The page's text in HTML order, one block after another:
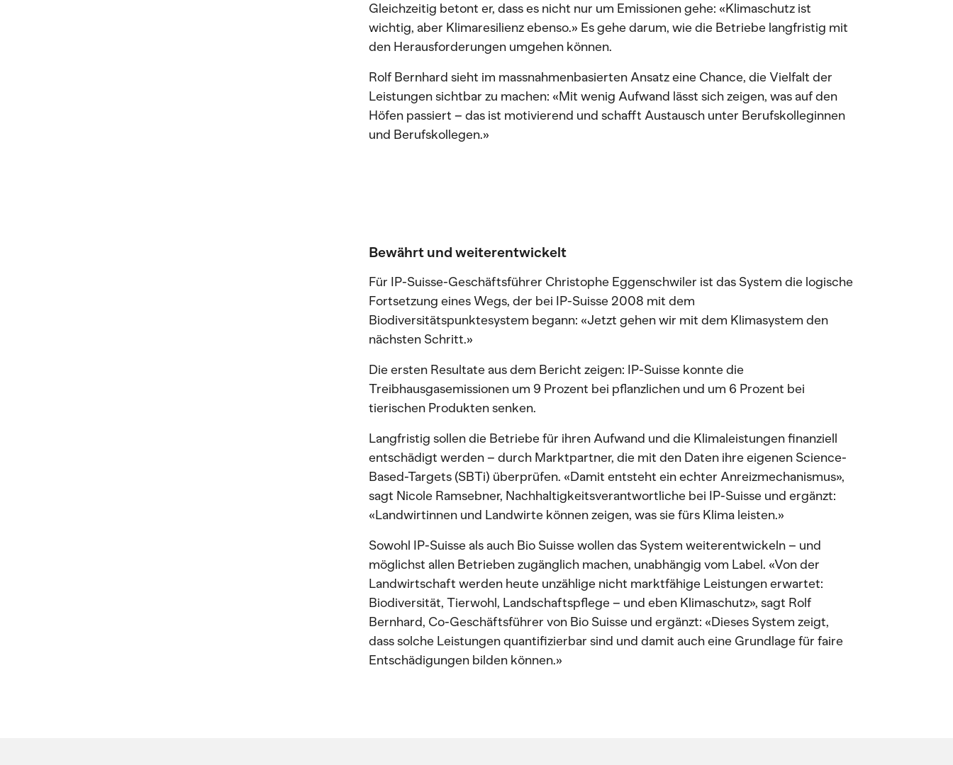
Gleichzeitig betont er, dass es nicht nur um Emissionen gehe: «Klimaschutz ist
wichtig, aber Klimaresilienz ebenso.» Es gehe darum, wie die Betriebe langfristig mit
den Herausforderungen umgehen können.
Rolf Bernhard sieht im massnahmenbasierten Ansatz eine Chance, die Vielfalt der
Leistungen sichtbar zu machen: «Mit wenig Aufwand lässt sich zeigen, was auf den
Höfen passiert – das ist motivierend und schafft Austausch unter Berufskolleginnen
und Berufskollegen.»
Bewährt und weiterentwickelt
Für IP-Suisse-Geschäftsführer Christophe Eggenschwiler ist das System die logische
Fortsetzung eines Wegs, der bei IP-Suisse 2008 mit dem
Biodiversitätspunktesystem begann: «Jetzt gehen wir mit dem Klimasystem den
nächsten Schritt.»
Die ersten Resultate aus dem Bericht zeigen: IP-Suisse konnte die
Treibhausgasemissionen um 9 Prozent bei pflanzlichen und um 6 Prozent bei
tierischen Produkten senken.
Langfristig sollen die Betriebe für ihren Aufwand und die Klimaleistungen finanziell
entschädigt werden – durch Marktpartner, die mit den Daten ihre eigenen Science-
Based-Targets (SBTi) überprüfen. «Damit entsteht ein echter Anreizmechanismus»,
sagt Nicole Ramsebner, Nachhaltigkeitsverantwortliche bei IP-Suisse und ergänzt:
«Landwirtinnen und Landwirte können zeigen, was sie fürs Klima leisten.»
Sowohl IP-Suisse als auch Bio Suisse wollen das System weiterentwickeln – und
möglichst allen Betrieben zugänglich machen, unabhängig vom Label. «Von der
Landwirtschaft werden heute unzählige nicht marktfähige Leistungen erwartet:
Biodiversität, Tierwohl, Landschaftspflege – und eben Klimaschutz», sagt Rolf
Bernhard, Co-Geschäftsführer von Bio Suisse und ergänzt: «Dieses System zeigt,
dass solche Leistungen quantifizierbar sind und damit auch eine Grundlage für faire
Entschädigungen bilden können.»